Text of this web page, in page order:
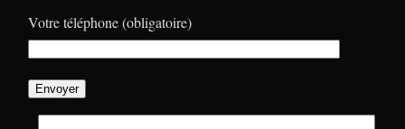
Votre téléphone (obligatoire)